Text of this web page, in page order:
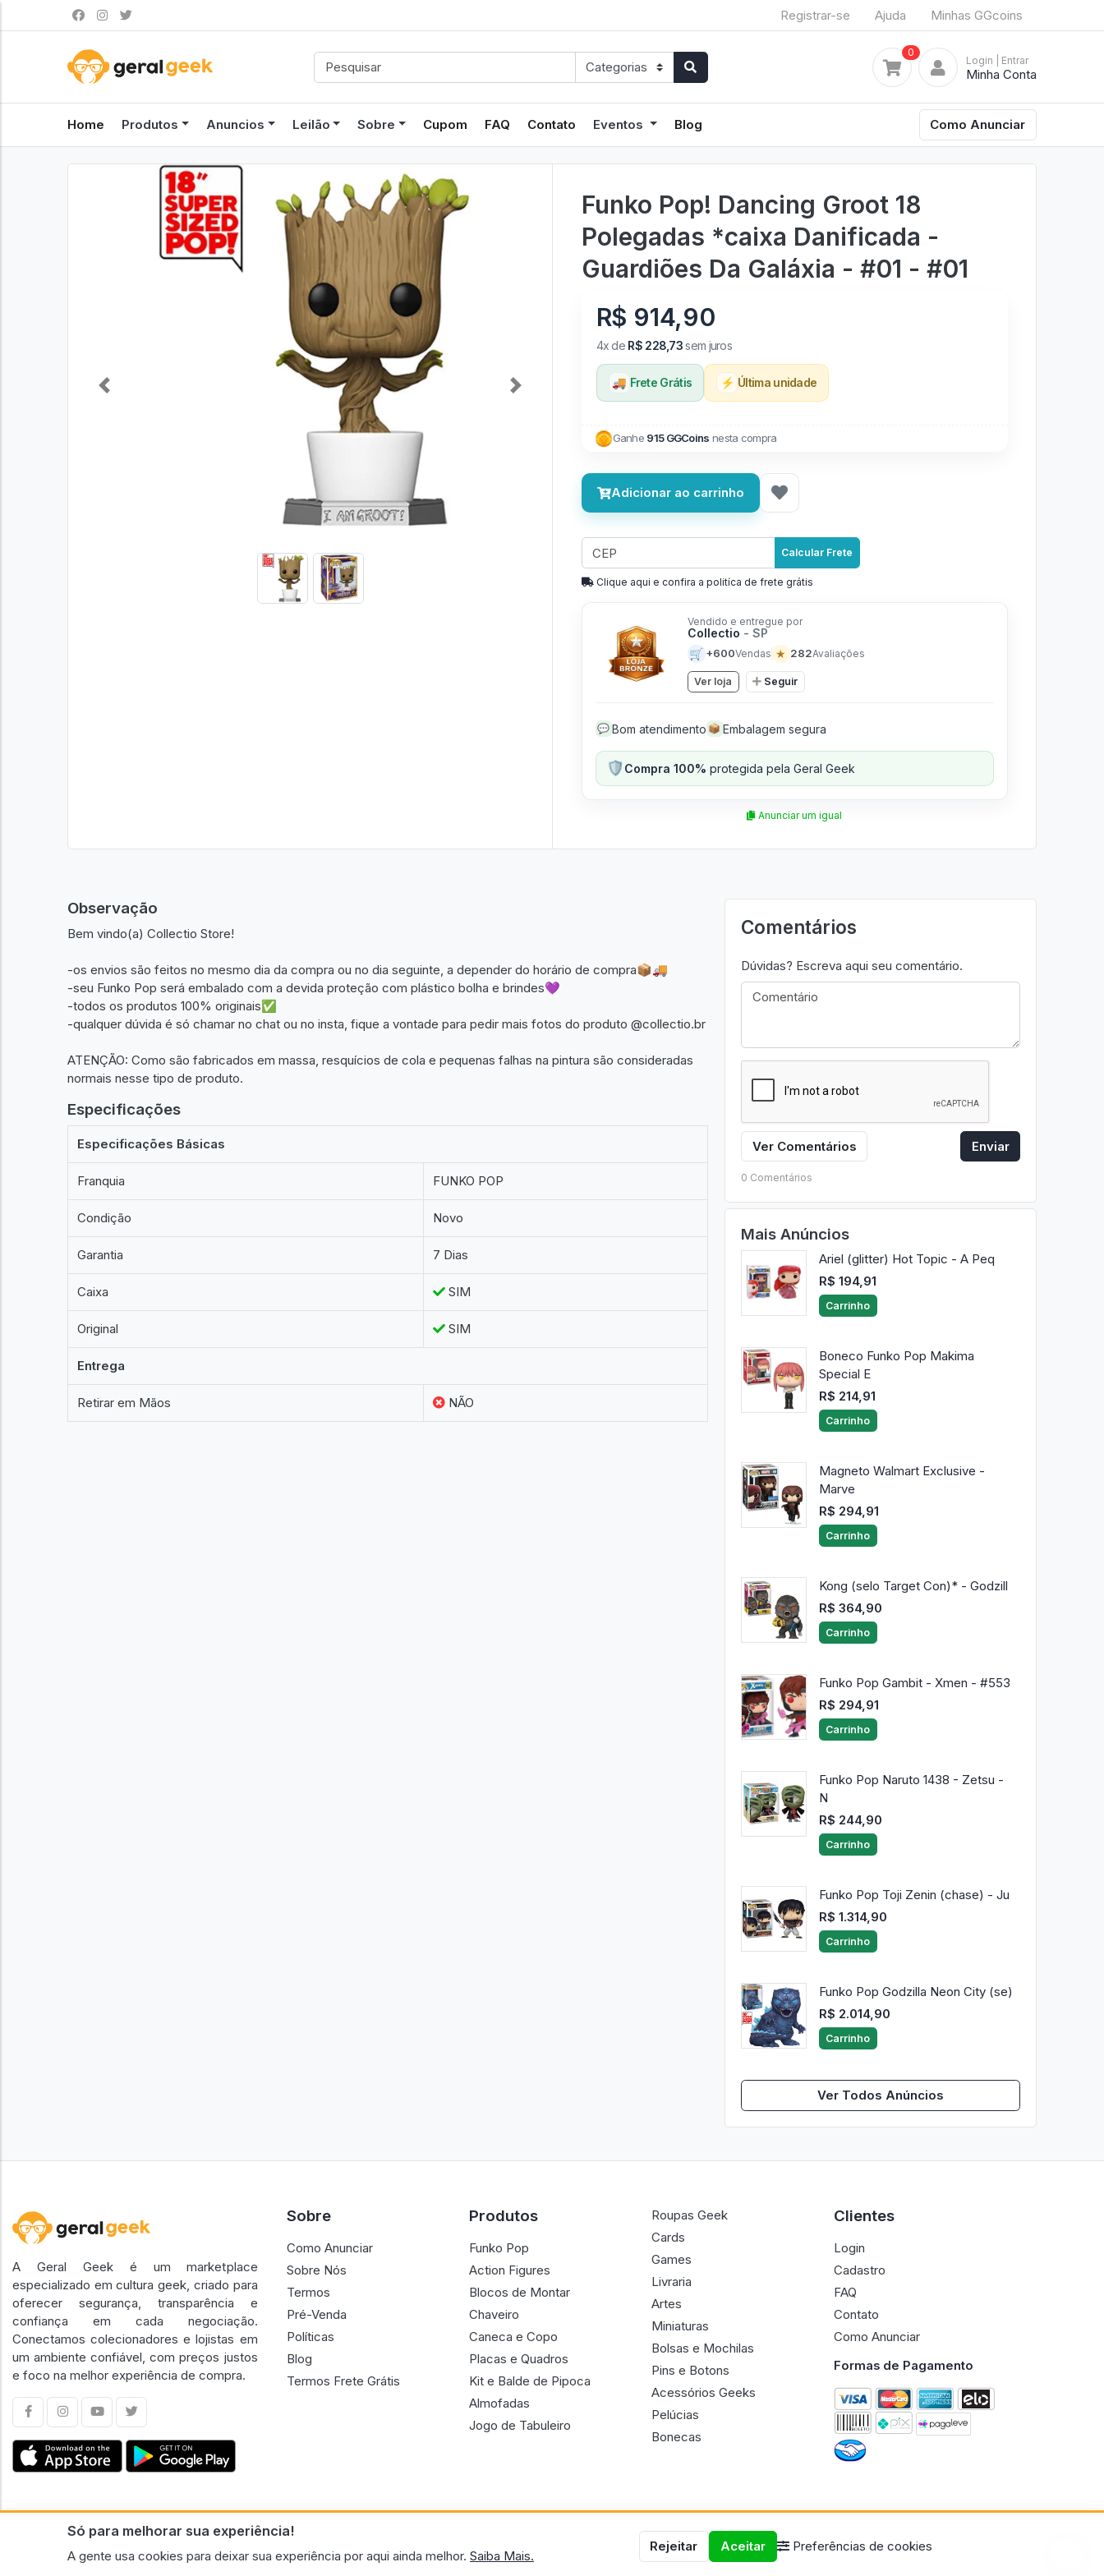
Registrar-se Ajuda Minhas GGcoins
0
Login | Entrar
Minha Conta
Home Produtos Anuncios Leilão Sobre Cupom FAQ Contato Eventos Blog Como Anunciar
Previous Next
Funko Pop! Dancing Groot 18
Polegadas *caixa Danificada -
Guardiões Da Galáxia - #01 - #01
R$ 914,90
4x de R$ 228,73sem juros
🚚 Frete Grátis ⚡ Última unidade
Ganhe 915 GGCoins nesta compra
Adicionar ao carrinho
Calcular Frete
Clique aqui e confira a politíca de frete grátis
Vendido e entregue por
Collectio - SP
🛒 +600Vendas ★ 282Avaliações
Ver loja Seguir
💬 Bom atendimento 📦 Embalagem segura
🛡️Compra 100% protegida pela Geral Geek
Anunciar um igual
Observação
Bem vindo(a) Collectio Store!
-os envios são feitos no mesmo dia da compra ou no dia seguinte, a depender do horário de compra📦🚚
-seu Funko Pop será embalado com a devida proteção com plástico bolha e brindes💜
-todos os produtos 100% originais✅
-qualquer dúvida é só chamar no chat ou no insta, fique a vontade para pedir mais fotos do produto @collectio.br
ATENÇÃO: Como são fabricados em massa, resquícios de cola e pequenas falhas na pintura são consideradas
normais nesse tipo de produto.
Especificações
Especificações Básicas
Franquia FUNKO POP
Condição Novo
Garantia 7 Dias
Caixa SIM
Original SIM
Entrega
Retirar em Mãos NÃO
Comentários
Dúvidas? Escreva aqui seu comentário.
Ver Comentários Enviar
0 Comentários
Mais Anúncios
Ariel (glitter) Hot Topic - A Peq
R$ 194,91
Carrinho
Boneco Funko Pop Makima
Special E
R$ 214,91
Carrinho
Magneto Walmart Exclusive -
Marve
R$ 294,91
Carrinho
Kong (selo Target Con)* - Godzill
R$ 364,90
Carrinho
Funko Pop Gambit - Xmen - #553
R$ 294,91
Carrinho
Funko Pop Naruto 1438 - Zetsu -
N
R$ 244,90
Carrinho
Funko Pop Toji Zenin (chase) - Ju
R$ 1.314,90
Carrinho
Funko Pop Godzilla Neon City (se)
R$ 2.014,90
Carrinho
Ver Todos Anúncios
Só para melhorar sua experiência!
A gente usa cookies para deixar sua experiência por aqui ainda melhor. Saiba Mais.
Rejeitar Aceitar Preferências de cookies
A Geral Geek é um marketplace
especializado em cultura geek, criado para
oferecer segurança, transparência e
confiança em cada negociação.
Conectamos colecionadores e lojistas em
um ambiente confiável, com preços justos
e foco na melhor experiência de compra.
Sobre
Como Anunciar
Sobre Nós
Termos
Pré-Venda
Políticas
Blog
Termos Frete Grátis
Produtos
Funko Pop
Action Figures
Blocos de Montar
Chaveiro
Caneca e Copo
Placas e Quadros
Kit e Balde de Pipoca
Almofadas
Jogo de Tabuleiro
Roupas Geek
Cards
Games
Livraria
Artes
Miniaturas
Bolsas e Mochilas
Pins e Botons
Acessórios Geeks
Pelúcias
Bonecas
Clientes
Login
Cadastro
FAQ
Contato
Como Anunciar
Formas de Pagamento
CNPJ n.º 30.220.458/0001-17 - GERAL GEEK PORTAL ELETRONICO LTDA.